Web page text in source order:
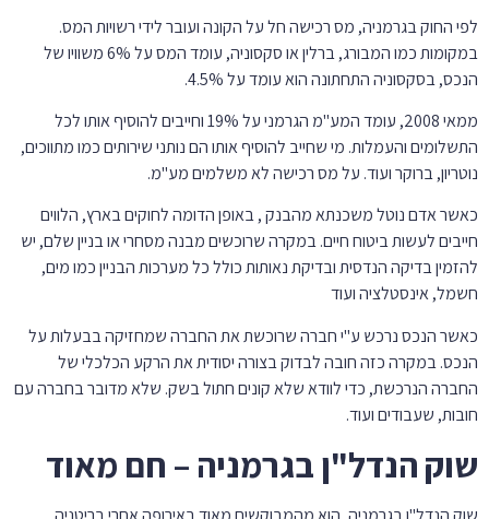
לפי החוק בגרמניה, מס רכישה חל על הקונה ועובר לידי רשויות המס.
במקומות כמו המבורג, ברלין או סקסוניה, עומד המס על 6% משוויו של
הנכס, בסקסוניה התחתונה הוא עומד על 4.5%.
ממאי 2008, עומד המע"מ הגרמני על 19% וחייבים להוסיף אותו לכל
התשלומים והעמלות. מי שחייב להוסיף אותו הם נותני שירותים כמו מתווכים,
נוטריון, ברוקר ועוד. על מס רכישה לא משלמים מע"מ.
כאשר אדם נוטל משכנתא מהבנק , באופן הדומה לחוקים בארץ, הלווים
חייבים לעשות ביטוח חיים. במקרה שרוכשים מבנה מסחרי או בניין שלם, יש
להזמין בדיקה הנדסית ובדיקת נאותות כולל כל מערכות הבניין כמו מים,
חשמל, אינסטלציה ועוד
כאשר הנכס נרכש ע"י חברה שרוכשת את החברה שמחזיקה בבעלות על
הנכס. במקרה כזה חובה לבדוק בצורה יסודית את הרקע הכלכלי של
החברה הנרכשת, כדי לוודא שלא קונים חתול בשק. שלא מדובר בחברה עם
חובות, שעבודים ועוד.
שוק הנדל"ן בגרמניה – חם מאוד